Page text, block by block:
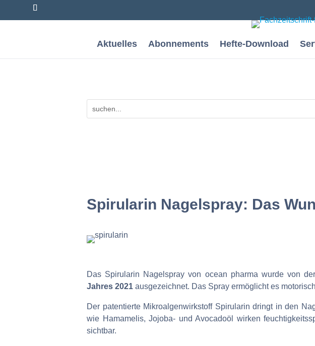
Aktuelles Abonnements Hefte-Download
Spirularin Nagelspray: Das
Das Spirularin Nagelspray von ocean pharma wurde von
Jahres 2021 ausgezeichnet. Das Spray ermöglicht es
Der patentierte Mikroalgenwirkstoff Spirularin dringt in den
wie Hamamelis, Jojoba- und Avocadoöl wirken
sichtbar.